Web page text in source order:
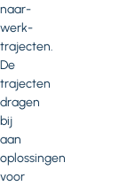
naar-
werk-
trajecten.
De
trajecten
dragen
bij
aan
oplossingen
voor